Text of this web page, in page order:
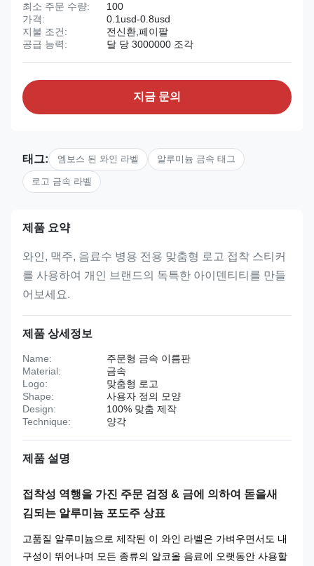
최소 주문 수량:
100
가격:
0.1usd-0.8usd
지불 조건:
전신환,페이팔
공급 능력:
달 당 3000000 조각
지금 문의
태그: 엠보스 된 와인 라벨 알루미늄 금속 태그
로고 금속 라벨
제품 요약
와인, 맥주, 음료수 병용 전용 맞춤형 로고 접착 스티커
를 사용하여 개인 브랜드의 독특한 아이덴티티를 만들
어보세요.
제품 상세정보
Name:
주문형 금속 이름판
Material:
금속
Logo:
맞춤형 로고
Shape:
사용자 정의 모양
Design:
100% 맞춤 제작
Technique:
양각
제품 설명
접착성 역행을 가진 주문 검정 & 금에 의하여 돋을새
김되는 알루미늄 포도주 상표
고품질 알루미늄으로 제작된 이 와인 라벨은 가벼우면서도 내
구성이 뛰어나며 모든 종류의 알코올 음료에 오랫동안 사용할